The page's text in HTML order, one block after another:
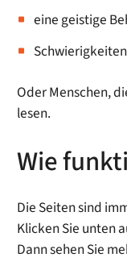
eine geistige
Oder Menschen,
lesen.
Wie
Die Seiten sind
Klicken Sie unten
Dann sehen Sie